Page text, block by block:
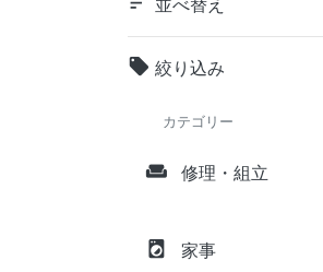
並べ替え
local_offer 絞り込み
カテゴリー
weekend 修理・組立
local_laundry_service 家事